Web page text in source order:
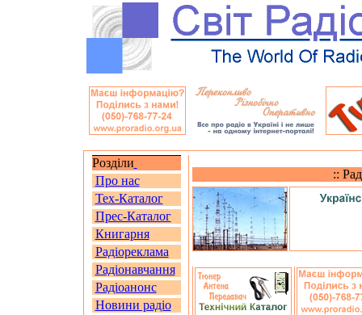
Розділи
Про нас
Тех-Каталог
Прес-Каталог
Книгарня
Радіореклама
Радіонавчання
Радіоанонс
Новини радіо
::